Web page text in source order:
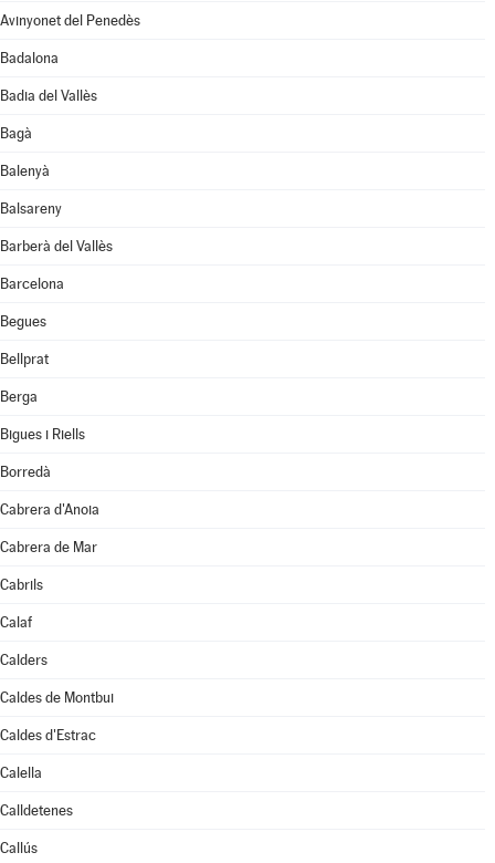
Avinyonet del Penedès
Badalona
Badia del Vallès
Bagà
Balenyà
Balsareny
Barberà del Vallès
Barcelona
Begues
Bellprat
Berga
Bigues i Riells
Borredà
Cabrera d'Anoia
Cabrera de Mar
Cabrils
Calaf
Calders
Caldes de Montbui
Caldes d'Estrac
Calella
Calldetenes
Callús